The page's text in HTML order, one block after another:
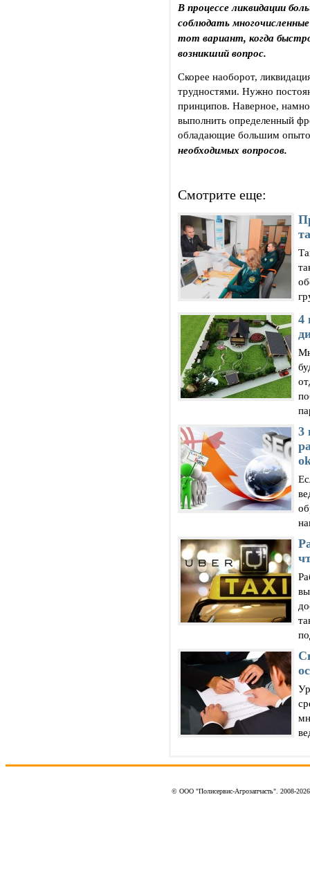
В процессе ликвидации
соблюдать
тот вариант, когда
возникший вопрос.
Скорее наоборот,
трудностями. Нужно
принципов. Наверное,
выполнить определенный
обладающие большим
необходимых вопросов.
Смотрите еще:
4
3
© ООО "Полисервис-Агрозапчасть". 2008-